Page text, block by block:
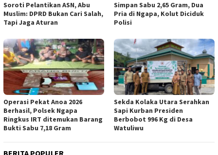
Soroti Pelantikan ASN, Abu
Muslim: DPRD Bukan Cari Salah,
Tapi Jaga Aturan
Simpan Sabu 2,65 Gram, Dua
Pria di Ngapa, Kolut Diciduk
Polisi
Operasi Pekat Anoa 2026
Berhasil, Polsek Ngapa
Ringkus IRT ditemukan Barang
Bukti Sabu 7,18 Gram
Sekda Kolaka Utara Serahkan
Sapi Kurban Presiden
Berbobot 996 Kg di Desa
Watuliwu